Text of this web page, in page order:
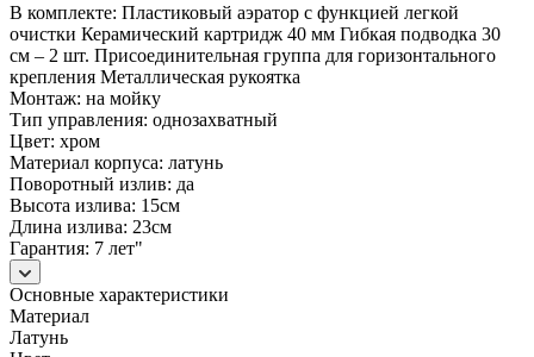
В комплекте: Пластиковый аэратор с функцией легкой
очистки Керамический картридж 40 мм Гибкая подводка 30
см – 2 шт. Присоединительная группа для горизонтального
крепления Металлическая рукоятка
Монтаж: на мойку
Тип управления: однозахватный
Цвет: хром
Материал корпуса: латунь
Поворотный излив: да
Высота излива: 15см
Длина излива: 23см
Гарантия: 7 лет"
Основные характеристики
Материал
Латунь